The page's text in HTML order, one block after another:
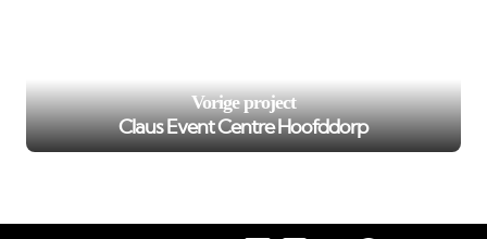
Vorige project
Claus Event Centre Hoofddorp